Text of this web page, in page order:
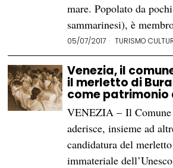
mare. Popolato da
sammarinesi), è
05/07/2017 TURISMO
Venezia, il
il merletto di
come patrimonio
VENEZIA – Il Comune
aderisce, insieme ad
candidatura del
immateriale